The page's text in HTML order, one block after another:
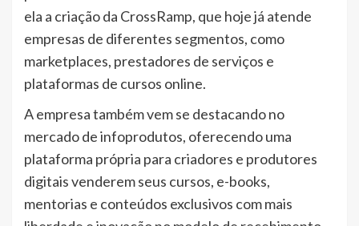
ela a criação da CrossRamp, que hoje já atende
empresas de diferentes segmentos, como
marketplaces, prestadores de serviços e
plataformas de cursos online.
A empresa também vem se destacando no
mercado de infoprodutos, oferecendo uma
plataforma própria para criadores e produtores
digitais venderem seus cursos, e-books,
mentorias e conteúdos exclusivos com mais